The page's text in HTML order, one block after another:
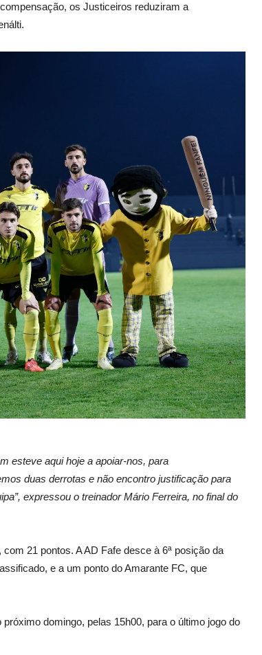
os Justiceiros reduziram a
esteve aqui hoje a apoiar-nos, para
duas derrotas e não encontro justificação para
expressou o treinador Mário Ferreira, no final do
21 pontos. A AD Fafe desce à 6ª posição da
e a um ponto do Amarante FC, que
domingo, pelas 15h00, para o último jogo do